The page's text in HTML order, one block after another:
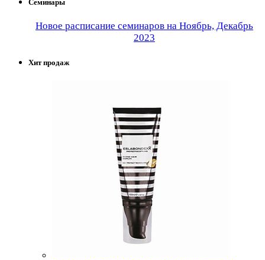
Семинары
Новое расписание семинаров на Ноябрь, Декабрь
2023
Хит продаж